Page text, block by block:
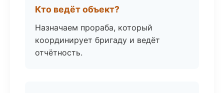
Кто ведёт объект?
Назначаем прораба, который
координирует бригаду и ведёт
отчётность.